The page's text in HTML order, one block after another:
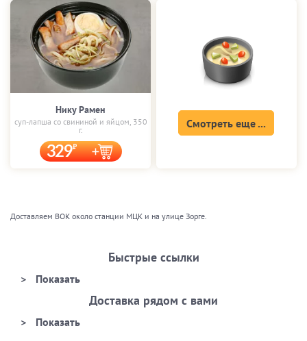
Нику Рамен
суп-лапша со свининой и яйцом, 350
г.
329
Смотреть еще ...
Доставляем ВОК около станции МЦК и на улице Зорге.
Быстрые ссылки
Доставка рядом с вами